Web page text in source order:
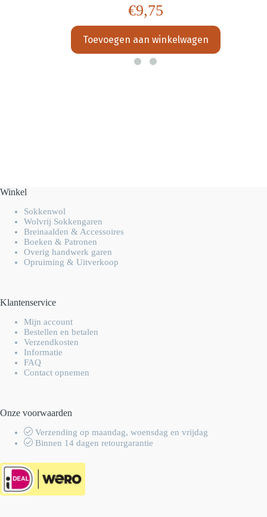
€9,75
Toevoegen aan winkelwagen
Winkel
Sokkenwol
Wolvrij Sokkengaren
Breinaalden & Accessoires
Boeken & Patronen
Overig handwerk garen
Opruiming & Uitverkoop
Klantenservice
Mijn account
Bestellen en betalen
Verzendkosten
Informatie
FAQ
Contact opnemen
Onze voorwaarden
Verzending op maandag, woensdag en vrijdag
Binnen 14 dagen retourgarantie